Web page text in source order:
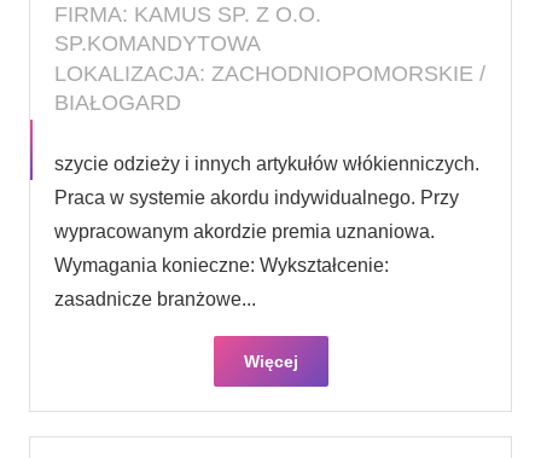
FIRMA: KAMUS SP. Z O.O.
SP.KOMANDYTOWA
LOKALIZACJA: ZACHODNIOPOMORSKIE /
BIAŁOGARD
szycie odzieży i innych artykułów włókienniczych.
Praca w systemie akordu indywidualnego. Przy
wypracowanym akordzie premia uznaniowa.
Wymagania konieczne: Wykształcenie:
zasadnicze branżowe...
Więcej